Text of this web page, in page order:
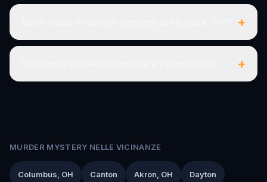
+
+
MURDER MYSTERY NELLE VICINANZE
Columbus, OH Canton Akron, OH Dayton